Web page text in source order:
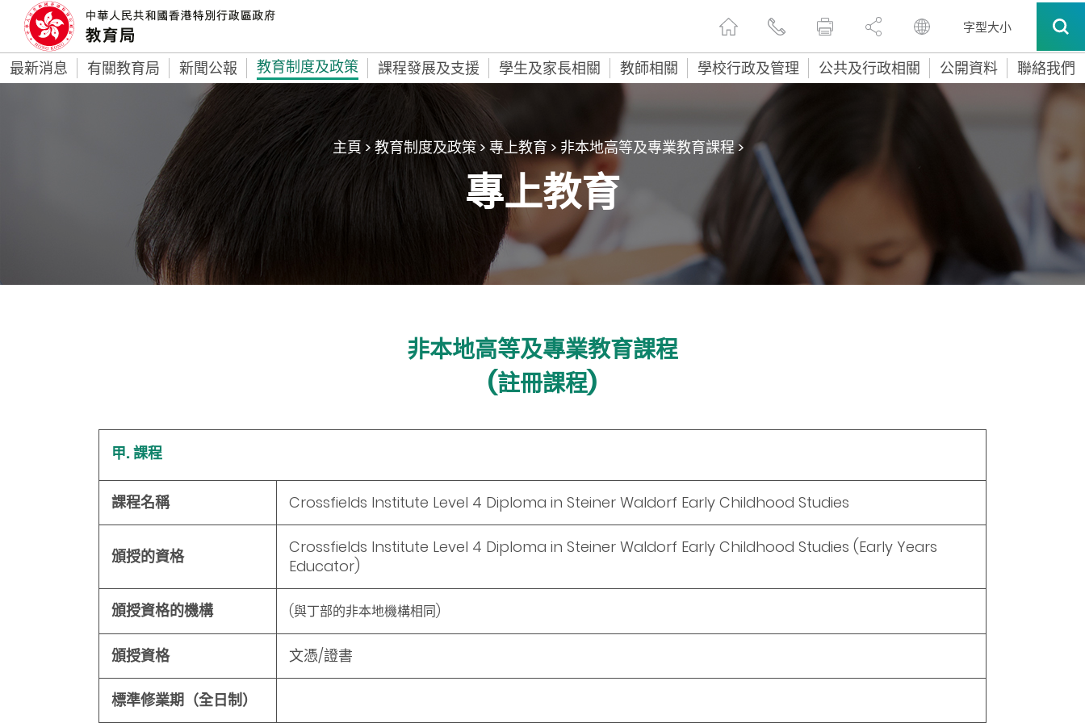
字型大小
最新消息 有關教育局 新聞公報 教育制度及政策 課程發展及支援 學生及家長相關 教師相關 學校行政及管理 公共及行政相關 公開資料 聯絡我們
主頁>教育制度及政策> 專上教育 > 非本地高等及專業教育課程>
專上教育
非本地高等及專業教育課程
(註冊課程)
甲. 課程
課程名稱 Crossfields Institute Level 4 Diploma in Steiner Waldorf Early Childhood Studies
頒授的資格
Crossfields Institute Level 4 Diploma in Steiner Waldorf Early Childhood Studies (Early Years
Educator)
頒授資格的機構 (與丁部的非本地機構相同)
頒授資格 文憑/證書
標準修業期（全日制）